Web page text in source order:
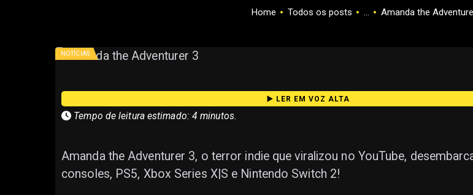
Home Todos os posts ... Amanda the
NOTÍCIAS
▶️ LER EM VOZ ALTA
Tempo de leitura estimado: 4 minutos.
Amanda the Adventurer 3, o terror indie que viralizou no YouTube,
consoles, PS5, Xbox Series X|S e Nintendo Switch 2!